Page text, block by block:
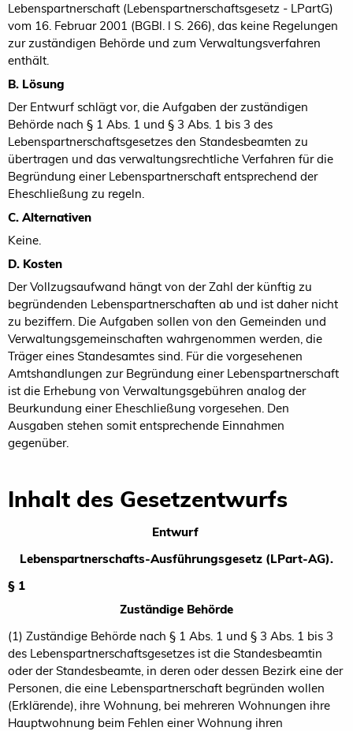
Lebenspartnerschaft (Lebenspartnerschaftsgesetz - LPartG)
vom 16. Februar 2001 (BGBl. l S. 266), das keine Regelungen
zur zuständigen Behörde und zum Verwaltungsverfahren
enthält.
B. Lösung
Der Entwurf schlägt vor, die Aufgaben der zuständigen
Behörde nach § 1 Abs. 1 und § 3 Abs. 1 bis 3 des
Lebenspartnerschaftsgesetzes den Standesbeamten zu
übertragen und das verwaltungsrechtliche Verfahren für die
Begründung einer Lebenspartnerschaft entsprechend der
Eheschließung zu regeln.
C. Alternativen
Keine.
D. Kosten
Der Vollzugsaufwand hängt von der Zahl der künftig zu
begründenden Lebenspartnerschaften ab und ist daher nicht
zu beziffern. Die Aufgaben sollen von den Gemeinden und
Verwaltungsgemeinschaften wahrgenommen werden, die
Träger eines Standesamtes sind. Für die vorgesehenen
Amtshandlungen zur Begründung einer Lebenspartnerschaft
ist die Erhebung von Verwaltungsgebühren analog der
Beurkundung einer Eheschließung vorgesehen. Den
Ausgaben stehen somit entsprechende Einnahmen
gegenüber.
Inhalt des Gesetzentwurfs
Entwurf
Lebenspartnerschafts-Ausführungsgesetz (LPart-AG).
§ 1
Zuständige Behörde
(1) Zuständige Behörde nach § 1 Abs. 1 und § 3 Abs. 1 bis 3
des Lebenspartnerschaftsgesetzes ist die Standesbeamtin
oder der Standesbeamte, in deren oder dessen Bezirk eine der
Personen, die eine Lebenspartnerschaft begründen wollen
(Erklärende), ihre Wohnung, bei mehreren Wohnungen ihre
Hauptwohnung beim Fehlen einer Wohnung ihren